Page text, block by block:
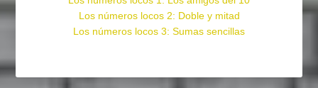
Los números locos 2: Doble y mitad
Los números locos 3: Sumas sencillas